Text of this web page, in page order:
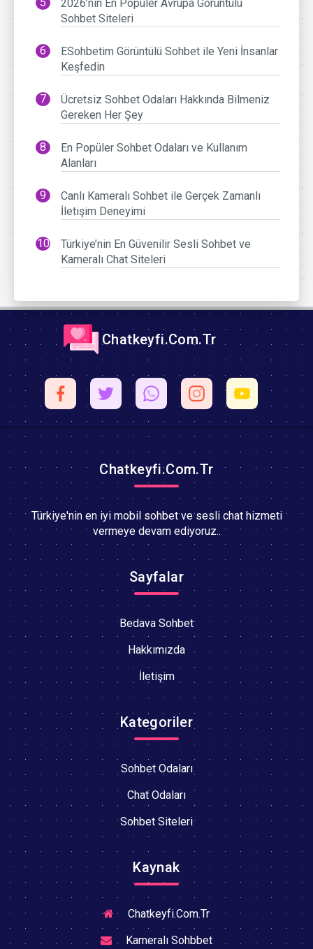
2026’nın En Popüler Avrupa Görüntülü
Sohbet Siteleri
ESohbetim Görüntülü Sohbet ile Yeni İnsanlar
Keşfedin
Ücretsiz Sohbet Odaları Hakkında Bilmeniz
Gereken Her Şey
En Popüler Sohbet Odaları ve Kullanım
Alanları
Canlı Kameralı Sohbet ile Gerçek Zamanlı
İletişim Deneyimi
Türkiye’nin En Güvenilir Sesli Sohbet ve
Kameralı Chat Siteleri
Chatkeyfi.Com.Tr
Chatkeyfi.Com.Tr
Türkiye'nin en iyi mobil sohbet ve sesli chat hizmeti
vermeye devam ediyoruz..
Sayfalar
Bedava Sohbet
Hakkımızda
İletişim
Kategoriler
Sohbet Odaları
Chat Odaları
Sohbet Siteleri
Kaynak
Chatkeyfi.Com.Tr
Kameralı Sohbbet